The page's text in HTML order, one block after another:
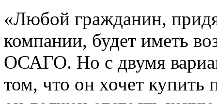
«Любой гражданин,
компании, будет иметь
ОСАГО. Но с двумя
том, что он хочет купить